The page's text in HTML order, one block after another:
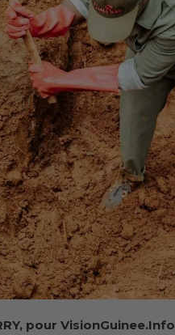
pour VisionGuinee.Info